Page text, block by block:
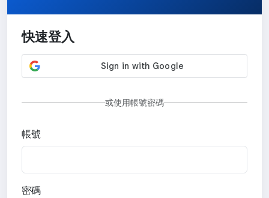
快速登入
或使用帳號密碼
帳號
密碼